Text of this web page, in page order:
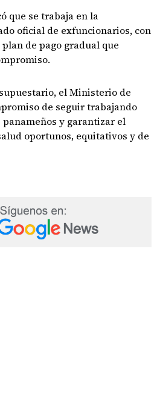
que se trabaja en la
oficial de exfuncionarios, con
de pago gradual que
el Ministerio de
de seguir trabajando
y garantizar el
oportunos, equitativos y de